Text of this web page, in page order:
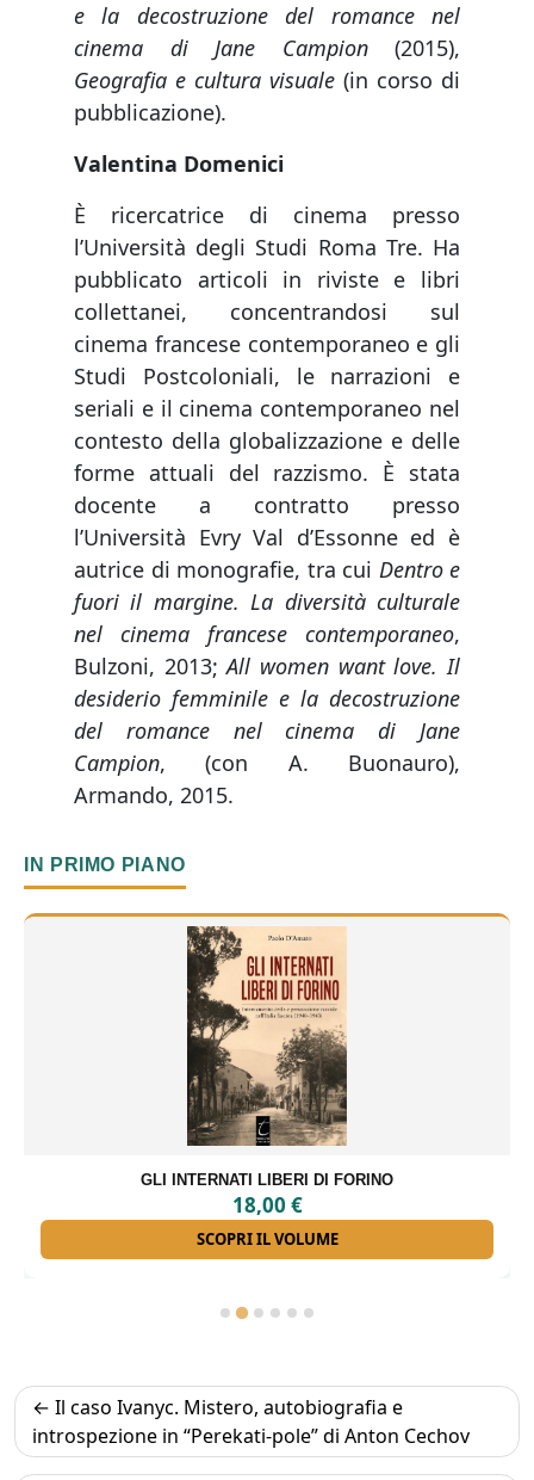
e la decostruzione del romance nel
cinema di Jane Campion (2015),
Geografia e cultura visuale (in corso di
pubblicazione).
Valentina Domenici
È ricercatrice di cinema presso
l’Università degli Studi Roma Tre. Ha
pubblicato articoli in riviste e libri
collettanei, concentrandosi sul
cinema francese contemporaneo e gli
Studi Postcoloniali, le narrazioni e
seriali e il cinema contemporaneo nel
contesto della globalizzazione e delle
forme attuali del razzismo. È stata
docente a contratto presso
l’Università Evry Val d’Essonne ed è
autrice di monografie, tra cui Dentro e
fuori il margine. La diversità culturale
nel cinema francese contemporaneo,
Bulzoni, 2013;All women want love. Il
desiderio femminile e la decostruzione
del romance nel cinema di Jane
Campion, (con A. Buonauro),
Armando, 2015.
IN PRIMO PIANO
GLI INTERNATI LIBERI DI FORINO
18,00 €
SCOPRI IL VOLUME
Navigazione
articoli
Il caso Ivanyc. Mistero, autobiografia e
introspezione in “Perekati-pole” di Anton Cechov